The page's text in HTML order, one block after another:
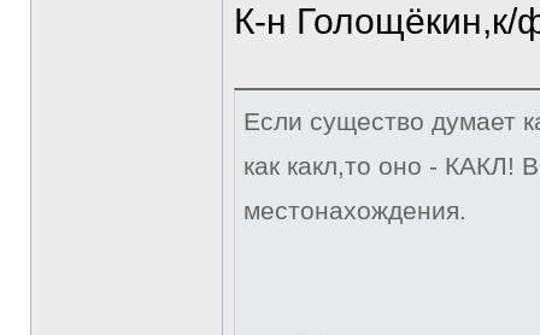
К-н
Если существо думает
как какл,то оно - КАКЛ!
местонахождения.